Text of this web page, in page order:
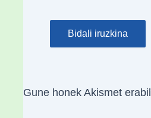
Gune honek Akismet